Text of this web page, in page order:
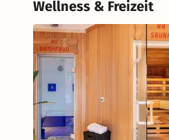
Wellness & Freizeit